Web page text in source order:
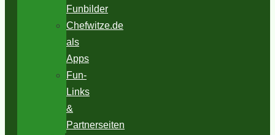
Funbilder
Chefwitze.de
als
Apps
Fun-
Links
&
Partnerseiten